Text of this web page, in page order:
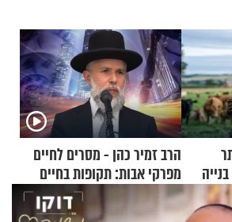
הרב זמיר כהן - מסרים לחיים
מפרקי אבות: תקופות בחיים